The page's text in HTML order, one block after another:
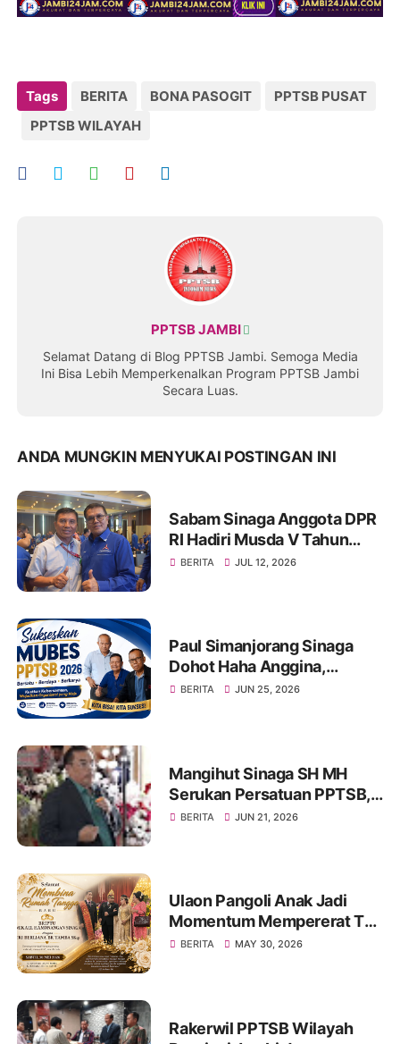
Tags BERITA BONA PASOGIT
PPTSB PUSAT
PPTSB WILAYAH
PPTSB JAMBI
Selamat Datang di Blog PPTSB Jambi. Semoga Media
Ini Bisa Lebih Memperkenalkan Program PPTSB Jambi
Secara Luas.
ANDA MUNGKIN MENYUKAI POSTINGAN INI
Sabam Sinaga Anggota DPR
RI Hadiri Musda V Tahun
2026 DPD Partai Demokrat
BERITA JUL 12, 2026
Paul Simanjorang Sinaga
Dohot Haha Anggina,
Singgah di Warung Makan
BERITA JUN 25, 2026
Mangihut Sinaga SH MH
Serukan Persatuan PPTSB,
Tetap Bersatu Dan Kuat
BERITA JUN 21, 2026
Ulaon Pangoli Anak Jadi
Momentum Mempererat Tali
Kekeluargaan Keluarga
BERITA MAY 30, 2026
Rakerwil PPTSB Wilayah